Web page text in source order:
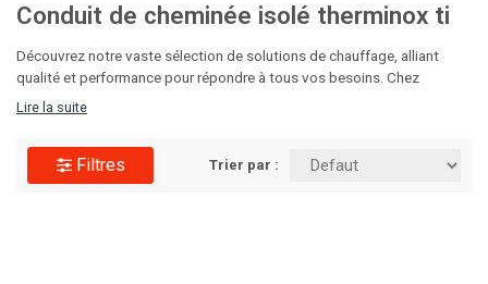
Conduit de cheminée isolé therminox ti
Découvrez notre vaste sélection de solutions de chauffage, alliant
qualité et performance pour répondre à tous vos besoins. Chez
Puybaret, nous vous proposons plus de 20 000 références,
notre gamme et faites le choix de l'excellence dès aujourd'hui !
Lire la suite
Filtres Trier par :